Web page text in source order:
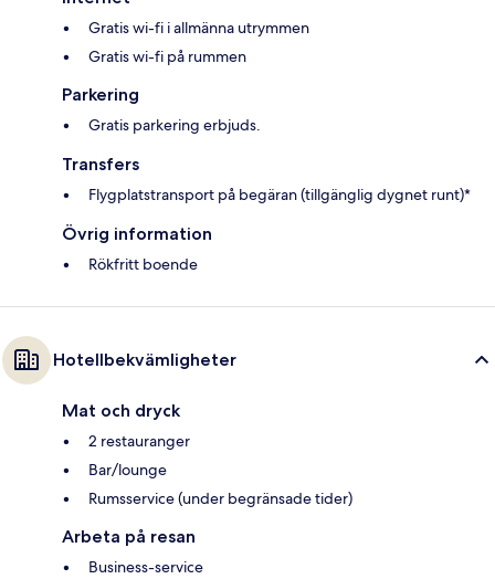
Gratis wi-fi i allmänna utrymmen
Gratis wi-fi på rummen
Parkering
Gratis parkering erbjuds.
Transfers
Flygplatstransport på begäran (tillgänglig dygnet runt)*
Övrig information
Rökfritt boende
Hotellbekvämligheter
Mat och dryck
2 restauranger
Bar/lounge
Rumsservice (under begränsade tider)
Arbeta på resan
Business-service